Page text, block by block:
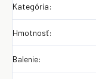
Kategória:
Hmotnosť:
Balenie: